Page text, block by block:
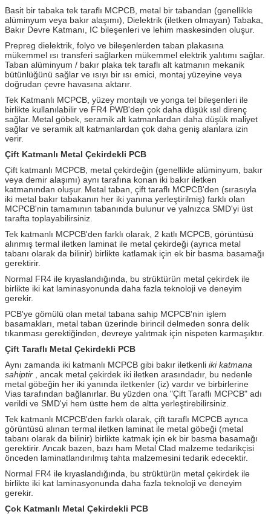
Basit bir tabaka tek taraflı MCPCB, metal bir tabandan (genellikle
alüminyum veya bakır alaşımı), Dielektrik (iletken olmayan) Tabaka,
Bakır Devre Katmanı, IC bileşenleri ve lehim maskesinden oluşur.
Prepreg dielektrik, folyo ve bileşenlerden taban plakasına
mükemmel ısı transferi sağlarken mükemmel elektrik yalıtımı sağlar.
Taban alüminyum / bakır plaka tek taraflı alt katmanın mekanik
bütünlüğünü sağlar ve ısıyı bir ısı emici, montaj yüzeyine veya
doğrudan çevre havasına aktarır.
Tek Katmanlı MCPCB, yüzey montajlı ve yonga tel bileşenleri ile
birlikte kullanılabilir ve FR4 PWB'den çok daha düşük ısıl direnç
sağlar. Metal göbek, seramik alt katmanlardan daha düşük maliyet
sağlar ve seramik alt katmanlardan çok daha geniş alanlara izin
verir.
Çift Katmanlı Metal Çekirdekli PCB
Çift katmanlı MCPCB, metal çekirdeğin (genellikle alüminyum, bakır
veya demir alaşımı) aynı tarafına konan iki bakır iletken
katmanından oluşur. Metal taban, çift taraflı MCPCB'den (sırasıyla
iki metal bakır tabakanın her iki yanına yerleştirilmiş) farklı olan
MCPCB'nin tamamının tabanında bulunur ve yalnızca SMD'yi üst
tarafta toplayabilirsiniz.
Tek katmanlı MCPCB'den farklı olarak, 2 katlı MCPCB, görüntüsü
alınmış termal iletken laminat ile metal çekirdeği (ayrıca metal
tabanı olarak da bilinir) birlikte katlamak için ek bir basma basamağı
gerektirir.
Normal FR4 ile kıyaslandığında, bu strüktürün metal çekirdek ile
birlikte iki kat laminasyonunda daha fazla teknoloji ve deneyim
gerekir.
PCB'ye gömülü olan metal tabana sahip MCPCB'nin işlem
basamakları, metal taban üzerinde birincil delmeden sonra delik
tıkanması gerektiğinden, devreye yalıtmak için nispeten karmaşıktır.
Çift Taraflı Metal Çekirdekli PCB
Aynı zamanda iki katmanlı MCPCB gibi bakır iletkenli iki katmana
sahiptir , ancak metal çekirdek iki iletken arasındadır, bu nedenle
metal göbeğin her iki yanında iletkenler (iz) vardır ve birbirlerine
Vias tarafından bağlanırlar. Bu yüzden ona "Çift Taraflı MCPCB" adı
verildi ve SMD'yi hem üstte hem de altta yerleştirebilirsiniz.
Tek katmanlı MCPCB'den farklı olarak, çift taraflı MCPCB ayrıca
görüntüsü alınan termal iletken laminat ile metal göbeği (metal
tabanı olarak da bilinir) birlikte katmak için ek bir basma basamağı
gerektirir. Ancak bazen, bazı ham Metal Clad malzeme tedarikçisi
önceden laminatlandırılmış tahta malzemesini tedarik edecektir.
Normal FR4 ile kıyaslandığında, bu strüktürün metal çekirdek ile
birlikte iki kat laminasyonunda daha fazla teknoloji ve deneyim
gerekir.
Çok Katmanlı Metal Çekirdekli PCB